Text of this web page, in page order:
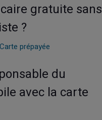
gratuite sans
?
Carte prépayée
du
avec la carte